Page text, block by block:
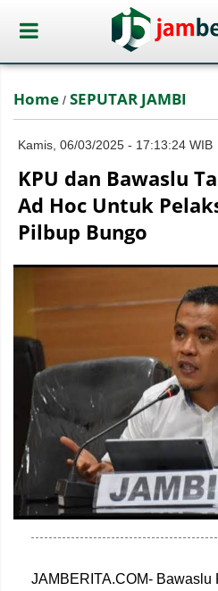
Home / SEPUTAR JAMBI
Kamis, 06/03/2025 - 17:13:24 WIB
KPU dan Bawaslu
Ad Hoc Untuk
Pilbup Bungo
JAMBERITA.COM- Bawaslu